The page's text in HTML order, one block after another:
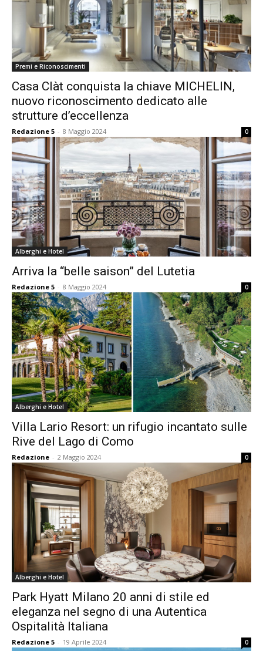
Premi e Riconoscimenti
Casa Clàt conquista la chiave MICHELIN,
nuovo riconoscimento dedicato alle
strutture d’eccellenza
Redazione 5 - 8 Maggio 2024 0
Alberghi e Hotel
Arriva la “belle saison” del Lutetia
Redazione 5 - 8 Maggio 2024 0
Alberghi e Hotel
Villa Lario Resort: un rifugio incantato sulle
Rive del Lago di Como
Redazione - 2 Maggio 2024 0
Alberghi e Hotel
Park Hyatt Milano 20 anni di stile ed
eleganza nel segno di una Autentica
Ospitalità Italiana
Redazione 5 - 19 Aprile 2024 0